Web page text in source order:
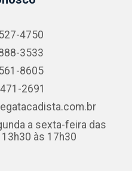
4750
3533
8605
2691
a sexta-feira das
às 17h30